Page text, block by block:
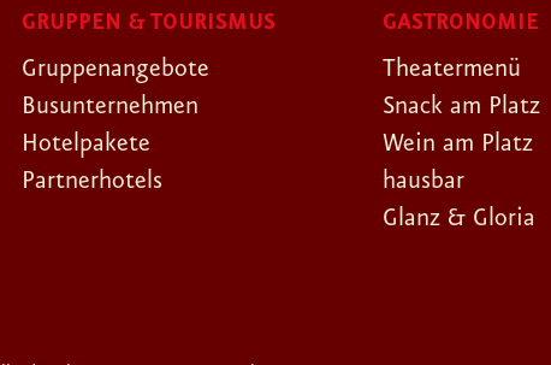
GRUPPEN & TOURISMUS
Gruppenangebote
Busunternehmen
Hotelpakete
Partnerhotels
GASTRONOMIE
Theatermenü
Snack am Platz
Wein am Platz
hausbar
Glanz & Gloria